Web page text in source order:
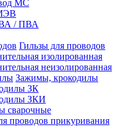
МС
/ ПВА
Гильзы для проводов
изолированная
неизолированная
Зажимы, крокодилы
ЗК
ЗКИ
сварочные
проводов прикуривания